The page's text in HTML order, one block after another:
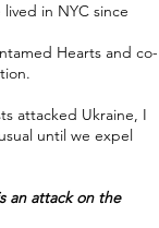
in NYC since
Hearts and co-
attacked Ukraine, I
until we expel
an attack on the